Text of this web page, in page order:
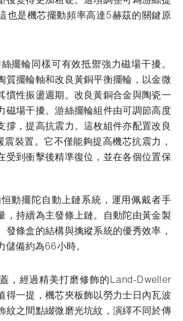
也是機芯擺動頻率高達5赫茲的關鍵原
擺輪同樣可有效抵禦強力磁場干擾。
質擺輪軸和改良黃銅平衡擺輪，以金微
慣性振盪週期。改良黃銅合金與陶瓷一
磁場干擾。游絲擺輪組件由可調節高度
撐，提高抗震力。這枚組件亦配置改良
裝置。它不僅能夠提高機芯抗震力，
受到衝擊後精準復位，並在各個位置保
動擺陀自動上鏈系統，運用佩戴者手
，持續為主發條上鏈。自動陀由黃金製
發條盒的結構與擒縱系統的優秀效率，
備約為66小時。
，經過精美打磨修飾的Land-Dweller
得一提，機芯夾板飾以勞力士日內瓦波
紋之間點綴微磨光坑紋，演繹不同於傳